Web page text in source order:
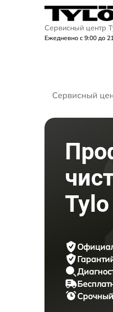
Сервисный центр
Ежедневно с 9:00 до
Сервисный